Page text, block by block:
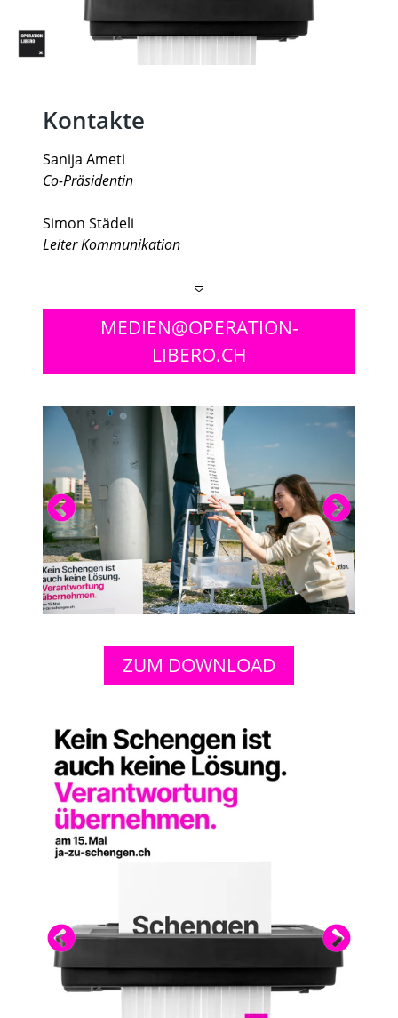
Kontakte
Sanija Ameti
Co-Präsidentin
Simon Städeli
Leiter Kommunikation
MEDIEN@OPERATION-
LIBERO.CH
ZUM DOWNLOAD